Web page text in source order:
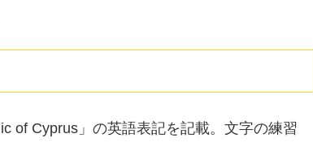
of Cyprus」の英語表記を記載。文字の練習